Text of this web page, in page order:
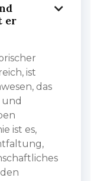
er

ist
das
ist es,